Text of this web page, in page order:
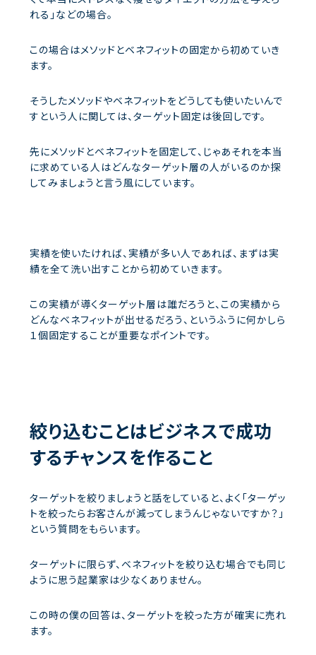
れる」などの場合。
この場合はメソッドとベネフィットの固定から初めていき
ます。
そうしたメソッドやベネフィットをどうしても使いたいんで
すという人に関しては、ターゲット固定は後回しです。
先にメソッドとベネフィットを固定して、じゃあそれを本当
に求めている人はどんなターゲット層の人がいるのか探
してみましょうと言う風にしています。
実績を使いたければ、実績が多い人であれば、まずは実
績を全て洗い出すことから初めていきます。
この実績が導くターゲット層は誰だろうと、この実績から
どんなベネフィットが出せるだろう、というふうに何かしら
１個固定することが重要なポイントです。
絞り込むことはビジネスで成功
するチャンスを作ること
ターゲットを絞りましょうと話をしていると、よく「ターゲッ
トを絞ったらお客さんが減ってしまうんじゃないですか？」
という質問をもらいます。
ターゲットに限らず、ベネフィットを絞り込む場合でも同じ
ように思う起業家は少なくありません。
この時の僕の回答は、ターゲットを絞った方が確実に売れ
ます。